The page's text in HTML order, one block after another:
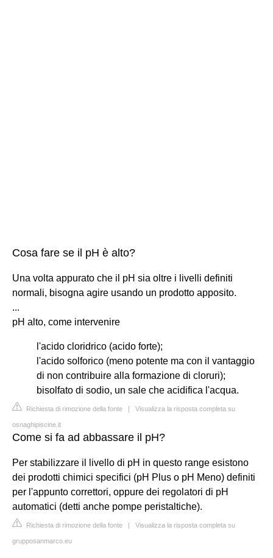
Cosa fare se il pH è alto?
Una volta appurato che il pH sia oltre i livelli definiti
normali, bisogna agire usando un prodotto apposito.
...
pH alto, come intervenire
l'acido cloridrico (acido forte);
l'acido solforico (meno potente ma con il vantaggio
di non contribuire alla formazione di cloruri);
bisolfato di sodio, un sale che acidifica l'acqua.
Richiesta di rimozione della fonte | Visualizza la risposta completa su
osnaghipiscine.it
Come si fa ad abbassare il pH?
Per stabilizzare il livello di pH in questo range esistono
dei prodotti chimici specifici (pH Plus o pH Meno) definiti
per l'appunto correttori, oppure dei regolatori di pH
automatici (detti anche pompe peristaltiche).
Richiesta di rimozione della fonte | Visualizza la risposta completa su
grupposanmarco.eu